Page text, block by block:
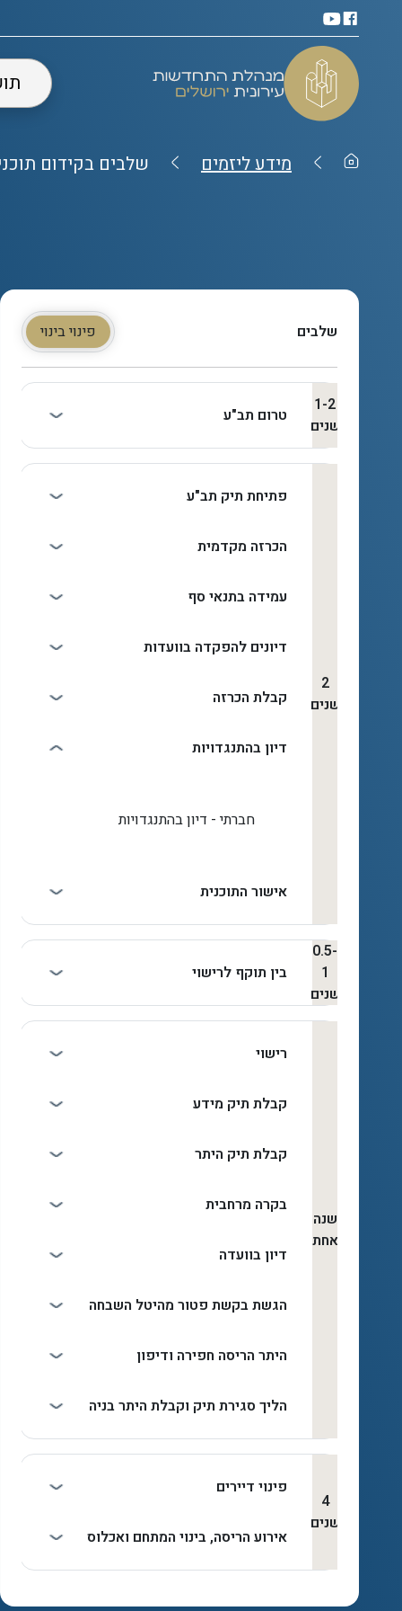
מידע ליזמים שלבים בקידום
שלבים פינוי בינוי
1-2
שנים
טרום תב"ע
2
שנים
פתיחת תיק תב"ע
הכרזה מקדמית
עמידה בתנאי סף
דיונים להפקדה בוועדות
קבלת הכרזה
דיון בהתנגדויות
חברתי - דיון בהתנגדויות
אישור התוכנית
0.5-
1
שנים
בין תוקף לרישוי
שנה
אחת
רישוי
קבלת תיק מידע
קבלת תיק היתר
בקרה מרחבית
דיון בוועדה
הגשת בקשת פטור מהיטל השבחה
היתר הריסה חפירה ודיפון
הליך סגירת תיק וקבלת היתר בניה
4
שנים
פינוי דיירים
אירוע הריסה, בינוי המתחם ואכלוס